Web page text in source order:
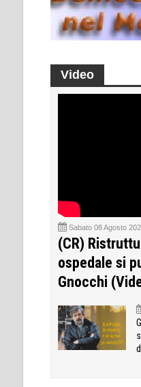
Video
Sabato 08 Agosto
(CR)
ospedale si
Gnocchi